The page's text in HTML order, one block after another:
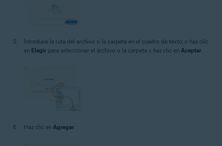
Introduce la ruta del archivo o la carpeta en el cuadro de texto, o haz clic
en Elegir para seleccionar el archivo o la carpeta y haz clic en Aceptar
Haz clic en Agregar.